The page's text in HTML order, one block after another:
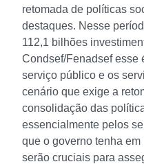
retomada de políticas
destaques. Nesse
112,1 bilhões
Condsef/Fenadsef esse
serviço público e os
cenário que exige a
consolidação das
essencialmente pelos
que o governo tenha
serão cruciais para